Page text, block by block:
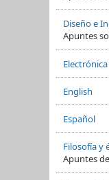
Diseño e
Apuntes
Electrónica
English
Español
Filosofía y
Apuntes